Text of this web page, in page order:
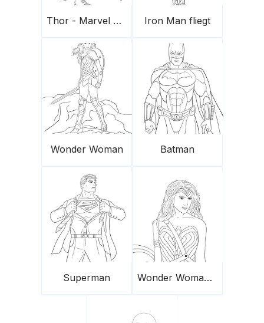
Thor - Marvel Held Iron Man fliegt
Wonder Woman Batman
Superman Wonder Woman und ihr Schild